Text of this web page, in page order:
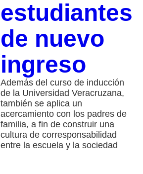
estudiantes
de nuevo
ingreso
Además del curso de inducción
de la Universidad Veracruzana,
también se aplica un
acercamiento con los padres de
familia, a fin de construir una
cultura de corresponsabilidad
entre la escuela y la sociedad